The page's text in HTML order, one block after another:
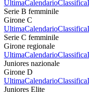
UltimaCalendarioClassifica
Serie B femminile
Girone C
UltimaCalendarioClassifica
Serie C femminile
Girone regionale
UltimaCalendarioClassifica
Juniores nazionale
Girone D
UltimaCalendarioClassifica
Juniores Elite